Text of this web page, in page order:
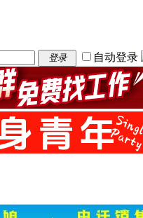
登录 自动登录